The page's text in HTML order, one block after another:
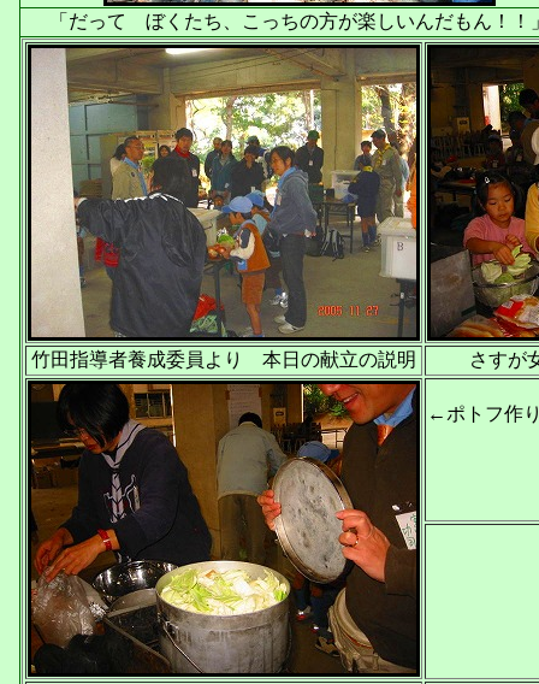
「だって ぼくたち、こっちの方が楽しいんだもん！！
竹田指導者養成委員より 本日の献立の説明 さすが
←ポトフ作